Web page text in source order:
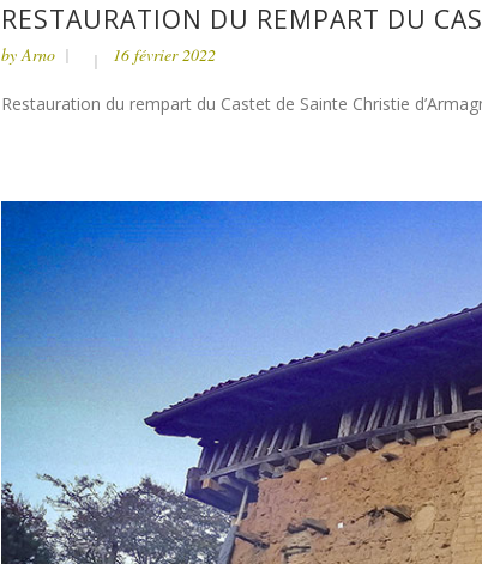
RESTAURATION DU REMPART DU
by Arno 16 février 2022
Restauration du rempart du Castet de Sainte Christie